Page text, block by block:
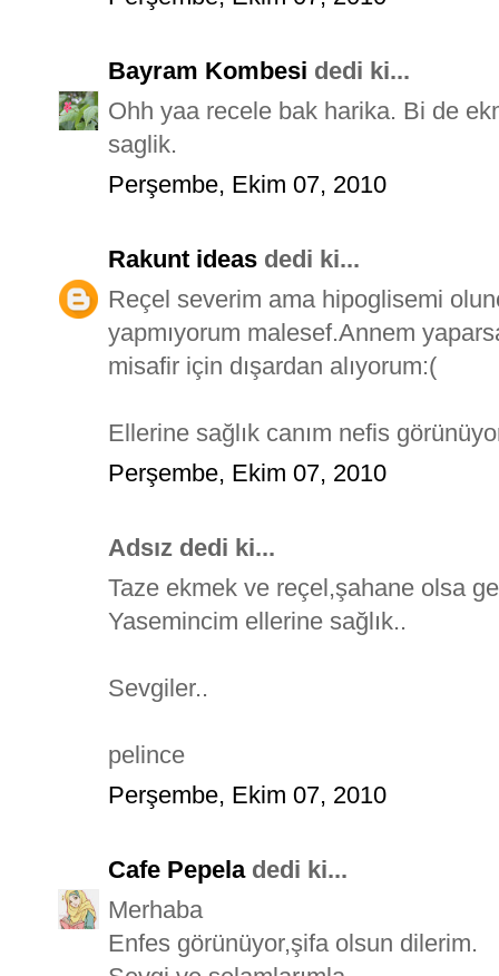
Bayram Kombesi dedi ki...
Ohh yaa recele bak harika. Bi de
saglik.
Perşembe, Ekim 07, 2010
Rakunt ideas dedi ki...
Reçel severim ama hipoglisemi
yapmıyorum malesef.Annem
misafir için dışardan alıyorum:(
Ellerine sağlık canım nefis
Perşembe, Ekim 07, 2010
Adsız dedi ki...
Taze ekmek ve reçel,şahane olsa
Yasemincim ellerine sağlık..
Sevgiler..
pelince
Perşembe, Ekim 07, 2010
Cafe Pepeladedi ki...
Merhaba
Enfes görünüyor,şifa olsun dilerim.